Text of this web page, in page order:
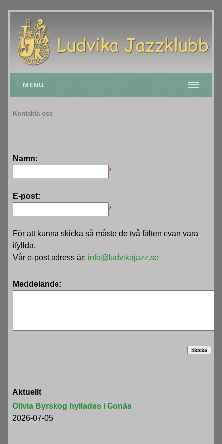
MENU
Kontakta oss
Namn:
*
E-post:
*
För att kunna skicka så måste de två fälten ovan vara
ifyllda.
Vår e-post adress är: info@ludvikajazz.se
Meddelande:
Aktuellt
Olivia Byrskog hyllades i Gonäs
2026-07-05